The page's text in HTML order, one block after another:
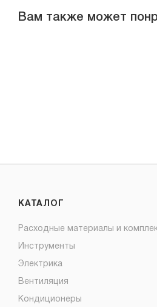
Вам также может
КАТАЛОГ
Расходные материалы и
Инструменты
Электрика
Вентиляция
Кондиционеры